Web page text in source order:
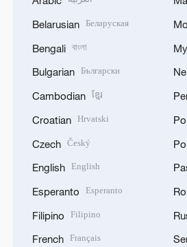
Belarusian Беларуская
Bengali বাংলা
Bulgarian Български
Cambodian ខ្មែរ
Croatian Hrvatski
Czech Český
English English
Esperanto Esperanto
Filipino Filipino
French Français